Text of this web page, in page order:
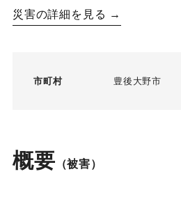
災害の詳細を見る →
市町村 豊後大野市
概要 （被害）